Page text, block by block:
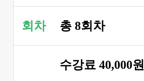
회차 총 8회차
수강료 40,000원